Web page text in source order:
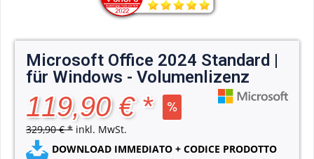
Microsoft Office 2024 Standard |
für Windows - Volumenlizenz
119,90 € *
329,90 € * inkl. MwSt.
DOWNLOAD IMMEDIATO + CODICE PRODOTTO